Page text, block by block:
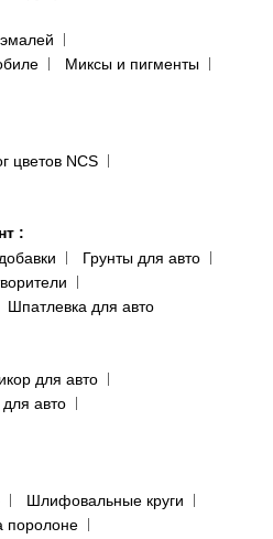
Миксы и пигменты
цветов NCS
:
Грунты для авто
Шпатлевка для авто
для авто
авто
Шлифовальные круги
поролоне